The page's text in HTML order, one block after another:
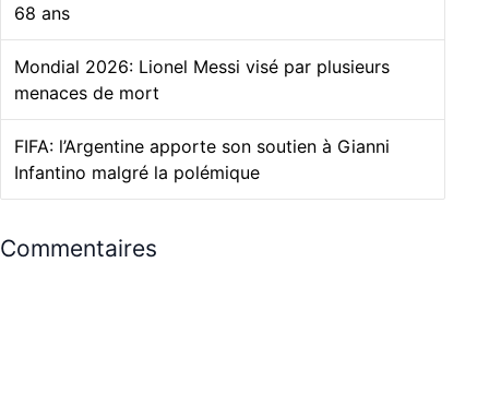
68 ans
Mondial 2026: Lionel Messi visé par plusieurs
menaces de mort
FIFA: l’Argentine apporte son soutien à Gianni
Infantino malgré la polémique
Commentaires